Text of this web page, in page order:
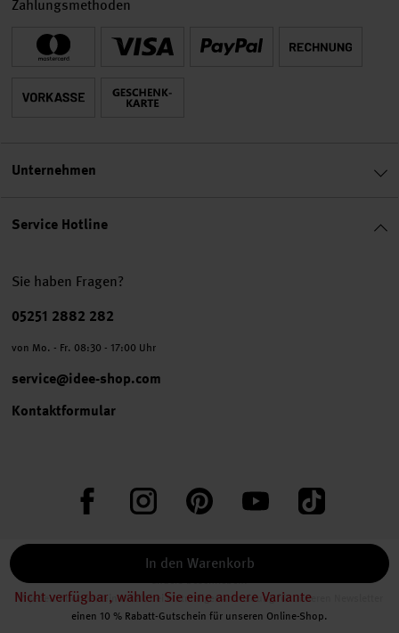
In den Warenkorb
Nicht verfügbar, wählen Sie eine andere Variante
Service Hotline
Sie haben Fragen?
Telefonnummer
05251 2882 282
von Mo. - Fr. 08:30 - 17:00 Uhr
service@idee-shop.com
Kontaktformular
FacebookInstagram PinterestYouTube TikTok
Zahlungsmethoden
Unternehmen
* Alle Preise inkl. gesetzl. Mehrwertsteuer zzgl. Versandkosten
anders beschrieben.
** Jede:r Abonnent:in erhält bei erstmaliger Anmeldung für unseren Newsletter
einen 10 % Rabatt-Gutschein für unseren Online-Shop.